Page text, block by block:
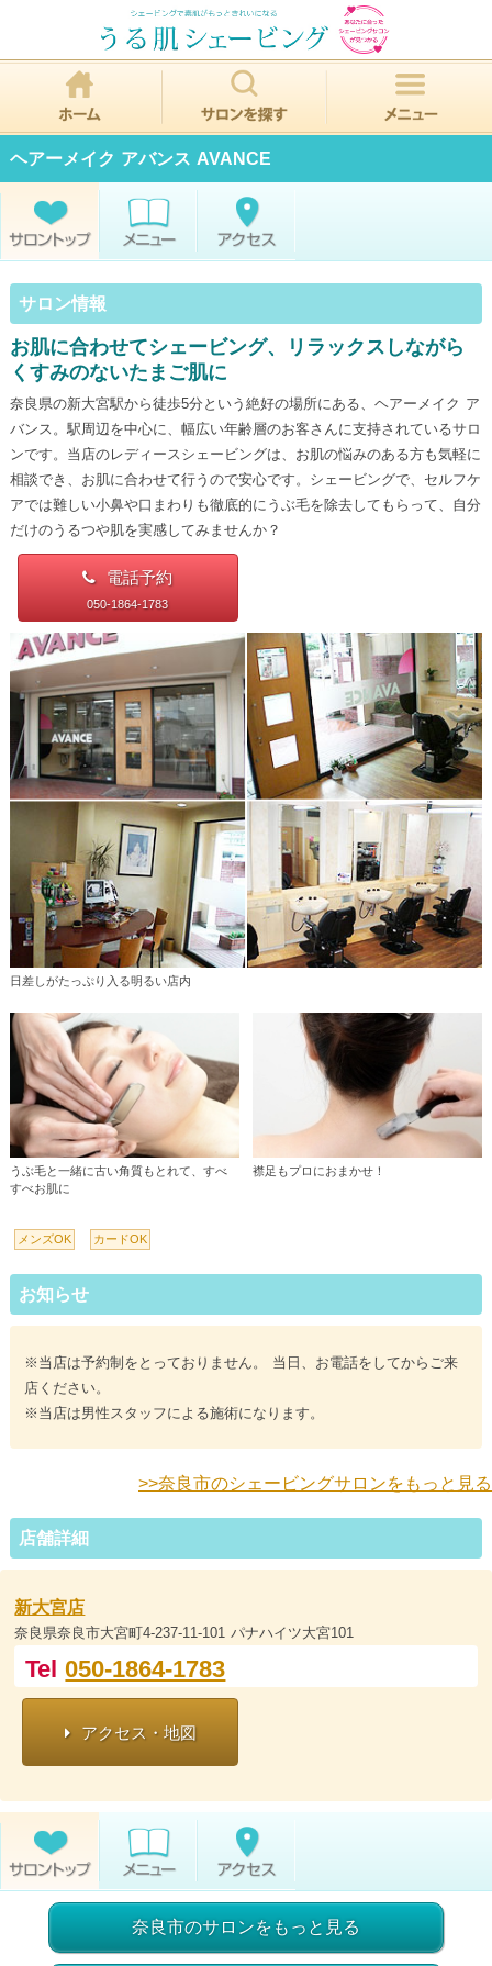
ヘアーメイク アバンス AVANCE
サロン情報
お肌に合わせてシェービング、リラックスしながら
くすみのないたまご肌に
奈良県の新大宮駅から徒歩5分という絶好の場所にある、ヘアーメイク ア
バンス。駅周辺を中心に、幅広い年齢層のお客さんに支持されているサロ
ンです。当店のレディースシェービングは、お肌の悩みのある方も気軽に
相談でき、お肌に合わせて行うので安心です。シェービングで、セルフケ
アでは難しい小鼻や口まわりも徹底的にうぶ毛を除去してもらって、自分
だけのうるつや肌を実感してみませんか？
電話予約
050-1864-1783
日差しがたっぷり入る明るい店内
うぶ毛と一緒に古い角質もとれて、すべ
すべお肌に
襟足もプロにおまかせ！
メンズOK カードOK
お知らせ
※当店は予約制をとっておりません。 当日、お電話をしてからご来
店ください。
※当店は男性スタッフによる施術になります。
>>奈良市のシェービングサロンをもっと見る
店舗詳細
新大宮店
奈良県奈良市大宮町4-237-11-101 パナハイツ大宮101
Tel050-1864-1783
アクセス・地図
奈良市のサロンをもっと見る